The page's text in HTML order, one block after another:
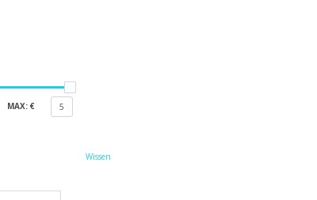
MAX: € 5
Wissen